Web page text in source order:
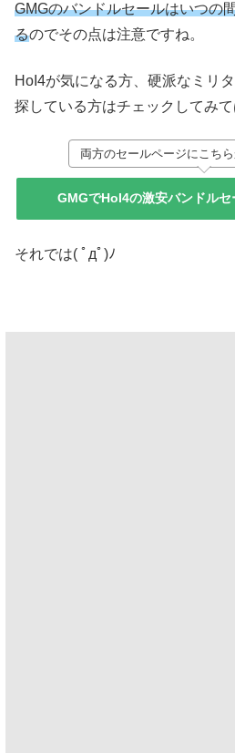
GMGのバンドルセールはいつの
るのでその点は注意ですね。
HoI4が気になる方、硬派なミリ
探している方はチェックしてみて
両方のセールページにこち
GMGでHoI4の激安バンドル
それでは( ﾟдﾟ)ﾉ